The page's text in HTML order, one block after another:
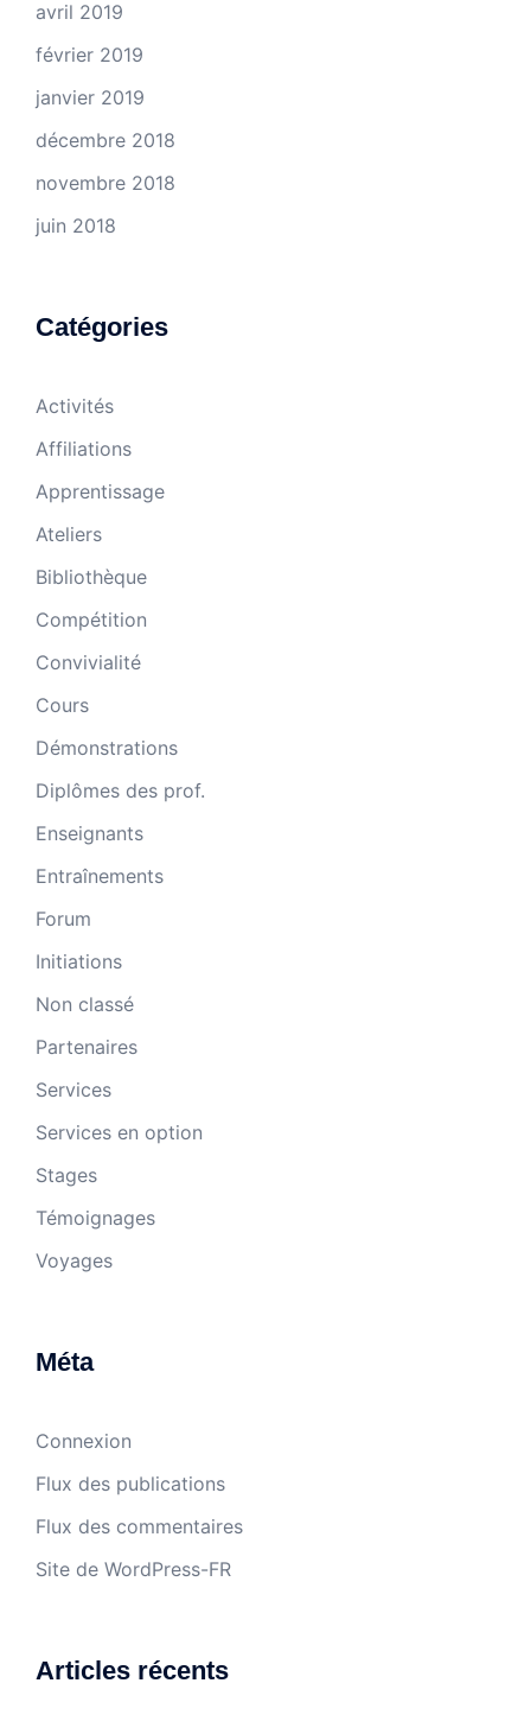
avril 2019
février 2019
janvier 2019
décembre 2018
novembre 2018
juin 2018
Catégories
Activités
Affiliations
Apprentissage
Ateliers
Bibliothèque
Compétition
Convivialité
Cours
Démonstrations
Diplômes des prof.
Enseignants
Entraînements
Forum
Initiations
Non classé
Partenaires
Services
Services en option
Stages
Témoignages
Voyages
Méta
Connexion
Flux des publications
Flux des commentaires
Site de WordPress-FR
Articles récents